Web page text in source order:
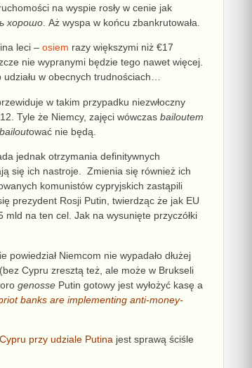
na wyspie rosły w cenie jak
хорошо. Aż wyspa w końcu zbankrutowała.
leci – osiem razy większymi niż €17
nie wypranymi będzie tego nawet więcej.
w obecnych trudnościach…
w takim przypadku niezwłoczny
. Tyle że Niemcy, zajęci wówczas bailoutem
bailoutować nie będą
jednak otrzymania definitywnych
się ich nastroje. Zmienia się również ich
komunistów cypryjskich zastąpili
prezydent Rosji Putin, twierdząc że jak EU
mld na ten cel. Jak na wysunięte przyczółki
powiedział Niemcom nie wypadało dłużej
bez Cypru zresztą też, ale może w Brukseli
genossePutin gotowy jest wyłożyć kasę a
banks are implementing anti-money-
przy udziale Putina jest sprawą ściśle